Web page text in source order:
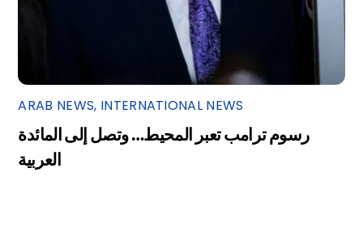
ARAB NEWS, INTERNATIONAL NEWS
رسوم ترامب تعبر المحيط… وتصل إلى المائدة
العربية